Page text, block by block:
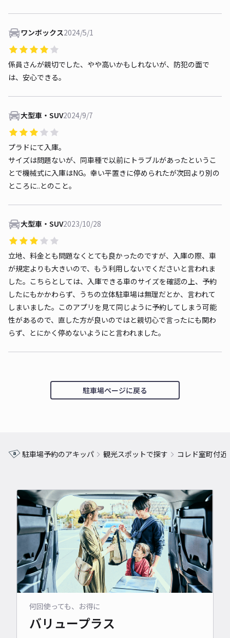
ワンボックス2024/5/1
係員さんが親切でした、やや高いかもしれないが、防犯の面で
は、安心できる。
大型車・SUV2024/9/7
プラドにて入庫。
サイズは問題ないが、同車種で以前にトラブルがあったというこ
とで機械式に入庫はNG。幸い平置きに停められたが次回より別の
ところに..とのこと。
大型車・SUV2023/10/28
立地、料金とも問題なくとても良かったのですが、入庫の際、車
が規定よりも大きいので、もう利用しないでくださいと言われま
した。こちらとしては、入庫できる車のサイズを確認の上、予約
したにもかかわらず、うちの立体駐車場は無理だとか、言われて
しまいました。このアプリを見て同じように予約してしまう可能
性があるので、直した方が良いのではと親切心で言ったにも関わ
らず、とにかく停めないようにと言われました。
駐車場ページに戻る
駐車場予約のアキッパ 観光スポットで探す コレド室町付近
何回使っても、お得に
バリュープラス